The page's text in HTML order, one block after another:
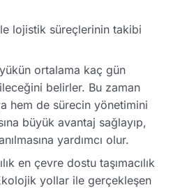
lojistik süreçlerinin takibi
ortalama kaç gün
belirler. Bu zaman
hem de sürecin yönetimini
büyük avantaj sağlayıp,
yardımcı olur.
en çevre dostu taşımacılık
yollar ile gerçekleşen